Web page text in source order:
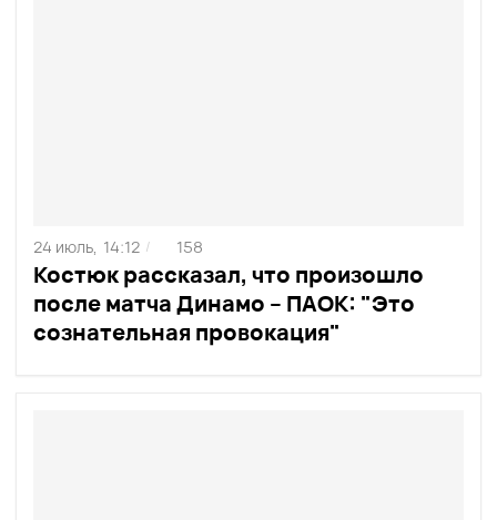
Костюк рассказал, что произошло
после матча Динамо – ПАОК: "Это
сознательная провокация"
24 июль, 14:12 / 158